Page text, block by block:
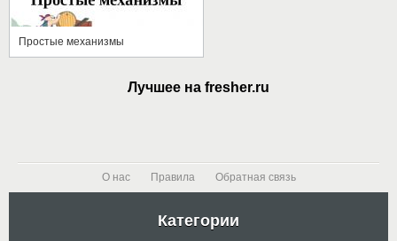
Простые механизмы
Лучшее на fresher.ru
О нас Правила Обратная связь
Категории